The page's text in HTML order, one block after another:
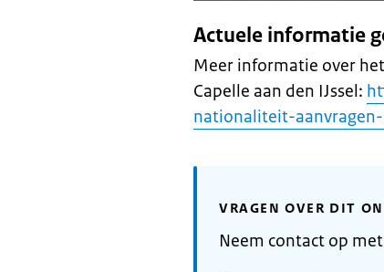
Actuele informatie
Meer informatie over
Capelle aan den IJssel:
nationaliteit-
VRAGEN OVER DIT
Neem contact op